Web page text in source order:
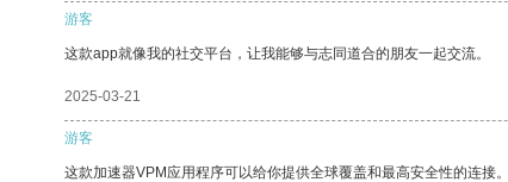
游客
这款app就像我的社交平台，让我能够与志同道合的朋友一起交流。
2025-03-21
游客
这款加速器VPM应用程序可以给你提供全球覆盖和最高安全性的连接。